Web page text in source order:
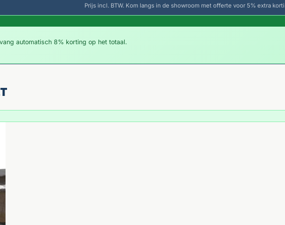
Prijs incl. BTW. Kom langs in de showroom met offerte voor 5% extra
automatisch 8% korting op het totaal.